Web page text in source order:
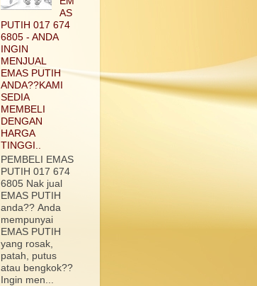
AS
PUTIH 017 674
6805 - ANDA
INGIN
MENJUAL
EMAS PUTIH
ANDA??KAMI
SEDIA
MEMBELI
DENGAN
HARGA
TINGGI..
PEMBELI EMAS
PUTIH 017 674
6805 Nak jual
EMAS PUTIH
anda?? Anda
mempunyai
EMAS PUTIH
yang rosak,
patah, putus
atau bengkok??
Ingin men...